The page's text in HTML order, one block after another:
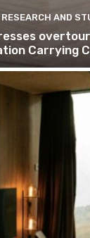
RESEARCH AND
Carrying